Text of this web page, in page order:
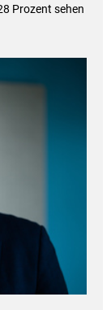
Prozent sehen